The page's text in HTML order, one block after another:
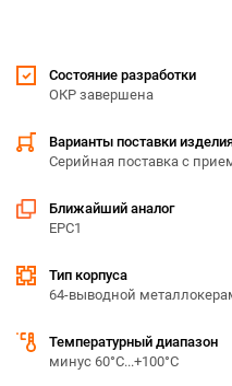
Состояние разработки
ОКР завершена
Варианты поставки
Серийная поставка с
Ближайший аналог
EPC1
Тип корпуса
64-выводной
Температурный диапазон
минус 60°С...+100°С